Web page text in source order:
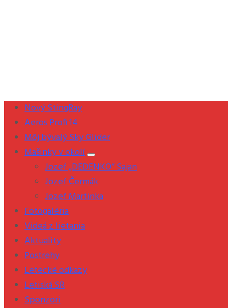
Nový StingRay
Aeros Profi 14
Môj bývalý Sky Glider
Mašinky v okolí
Jozef „DEDENKO“ Sajan
Jozef Čermák
Jozef Martinka
Fotogaléria
Videá z lietania
Aktuality
Postrehy
Letecké odkazy
Letiská SR
Sponzori